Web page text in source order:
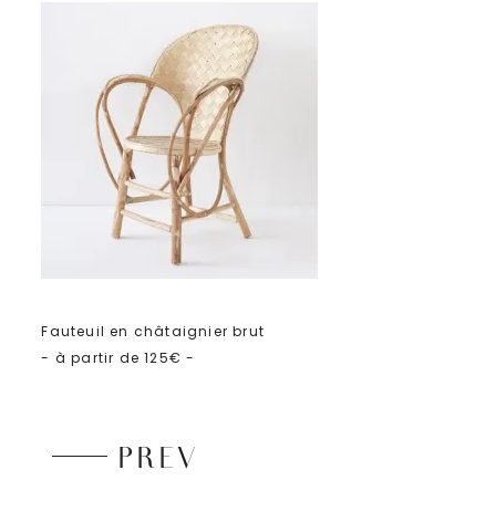
Fauteuil en châtaignier brut
- à partir de 125€ -
PREV